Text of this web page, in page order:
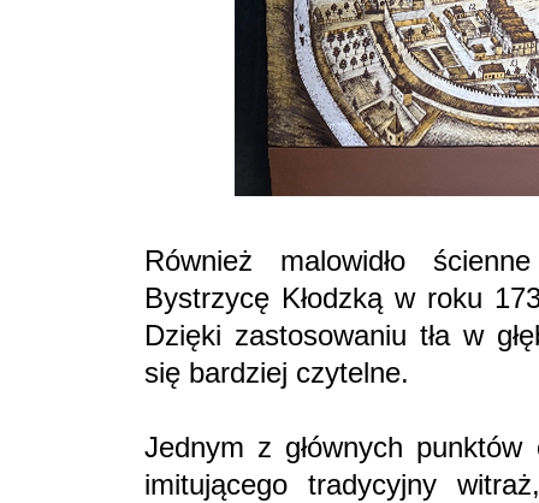
Również malowidło
Bystrzycę Kłodzką w roku
Dzięki zastosowaniu tła w
się bardziej czytelne.
Jednym z głównych
imitującego tradycyjny